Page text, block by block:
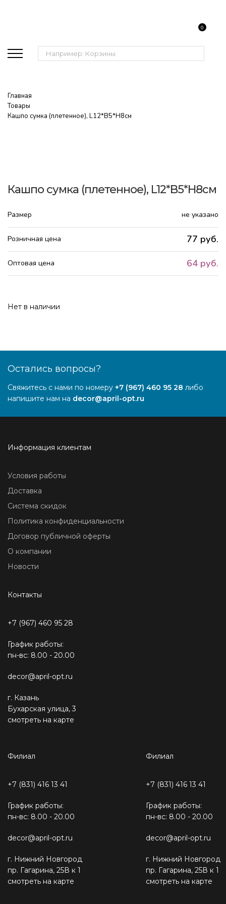
Поиск:
0
Главная
Товары
Кашпо сумка (плетенное), L12*B5*H8см
Кашпо сумка (плетенное), L12*B5*H8см
Размер не указано
Розничная цена 77 руб.
Оптовая цена 64 руб.
Нет в наличии
Остались вопросы?
Свяжитесь с нами по номеру +7 (967) 460 95 28 либо
напишите нам на decor@april-opt.ru
Информация клиентам
Условия работы
Доставка
Система скидок
Политика конфиденциальности
Договор публичной оферты
О компании
Новости
Контакты
+7 (967) 460 95 28
График работы:
пн-вс: 8.00 - 20.00
decor@april-opt.ru
г. Казань
Бухарская улица, 3
смотреть на карте
Филиал
+7 (831) 416 13 41
График работы:
пн-вс: 8.00 - 20.00
decor@april-opt.ru
г. Нижний Новгород
пр. Гагарина, 25В к 1
смотреть на карте
Филиал
+7 (831) 416 13 41
График работы:
пн-вс: 8.00 - 20.00
decor@april-opt.ru
г. Нижний Новгород
пр. Гагарина, 25В к 1
смотреть на карте